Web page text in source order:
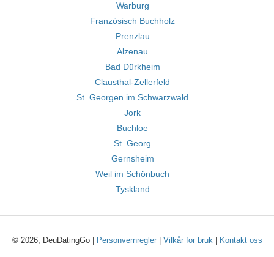
Warburg
Französisch Buchholz
Prenzlau
Alzenau
Bad Dürkheim
Clausthal-Zellerfeld
St. Georgen im Schwarzwald
Jork
Buchloe
St. Georg
Gernsheim
Weil im Schönbuch
Tyskland
© 2026, DeuDatingGo | Personvernregler| Vilkår for bruk| Kontakt oss